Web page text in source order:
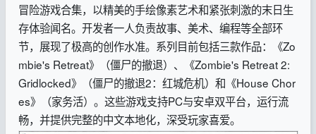
冒险游戏合集，以精美的手绘像素艺术和紧张刺激的末日生
存体验闻名。开发者一人负责故事、美术、编程等全部环
节，展现了极高的创作水准。系列目前包括三款作品：《Zo
mbie's Retreat》（僵尸的撤退）、《Zombie's Retreat 2:
Gridlocked》（僵尸的撤退2：红城危机）和《House Chor
es》（家务活）。这些游戏支持PC与安卓双平台，运行流
畅，并提供完整的中文本地化，深受玩家喜爱。